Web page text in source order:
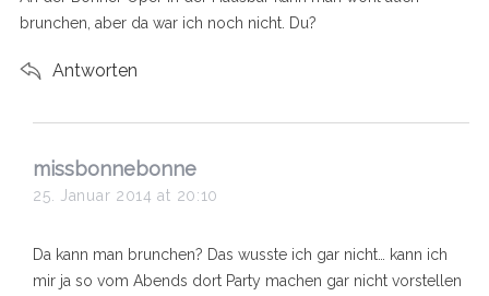
brunchen, aber da war ich noch nicht. Du?
Antworten
s
a
s
:
missbonnebonne
25. Januar 2014 at 20:10
Da kann man brunchen? Das wusste ich gar nicht… kann ich
mir ja so vom Abends dort Party machen gar nicht vorstellen